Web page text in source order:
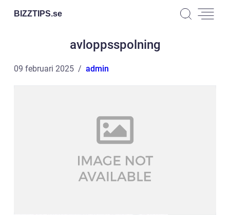
BIZZTIPS.se
avloppsspolning
09 februari 2025 admin